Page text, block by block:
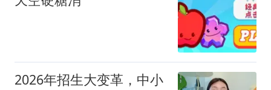
2026年招生大变革，中小